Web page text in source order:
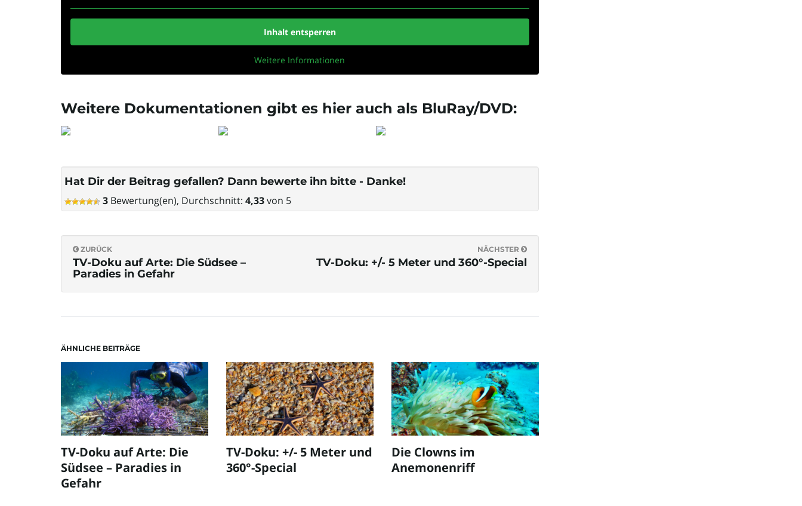
Inhalt entsperren
Weitere Informationen
Weitere Dokumentationen gibt es hier auch als BluRay/DVD:
Hat Dir der Beitrag gefallen? Dann bewerte ihn bitte - Danke!
3 Bewertung(en), Durchschnitt: 4,33von 5
ZURÜCK
TV-Doku auf Arte: Die Südsee –
Paradies in Gefahr
NÄCHSTER
TV-Doku: +/- 5 Meter und 360°-Special
ÄHNLICHE BEITRÄGE
TV-Doku auf Arte: Die
Südsee – Paradies in
Gefahr
TV-Doku: +/- 5 Meter und
360°-Special
Die Clowns im
Anemonenriff